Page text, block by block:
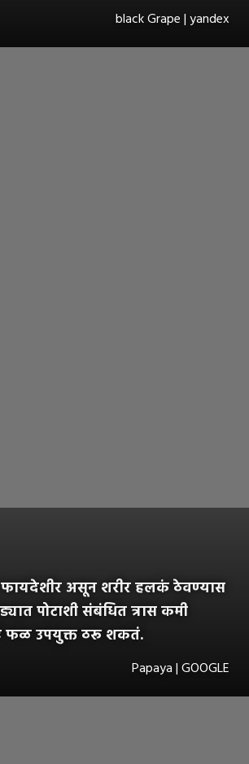
black Grape | yandex
फायदेशीर असून शरीर हलकं ठेवण्यास
पोटाशी संबंधित त्रास कमी
फळ उपयुक्त ठरू शकतं.
Papaya | GOOGLE